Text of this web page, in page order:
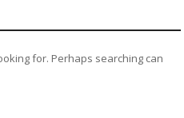
for. Perhaps searching can